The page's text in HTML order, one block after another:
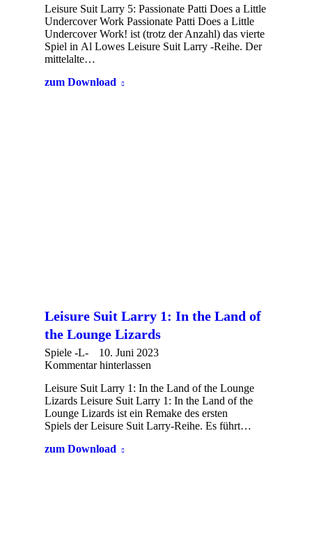
Leisure Suit Larry 5: Passionate Patti Does a Little
Undercover Work Passionate Patti Does a Little
Undercover Work! ist (trotz der Anzahl) das vierte
Spiel in Al Lowes Leisure Suit Larry -Reihe. Der
mittelalte…
zum Download
Leisure Suit Larry 1: In the Land of
the Lounge Lizards
Spiele -L-
10. Juni 2023
Kommentar hinterlassen
Leisure Suit Larry 1: In the Land of the Lounge
Lizards Leisure Suit Larry 1: In the Land of the
Lounge Lizards ist ein Remake des ersten
Spiels der Leisure Suit Larry-Reihe. Es führt…
zum Download